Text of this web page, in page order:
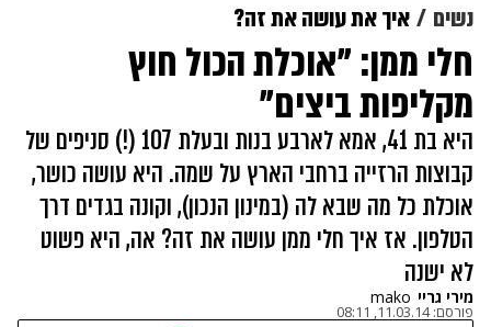
נשים איך את עושה את זה?
חלי ממן: "אוכלת הכול חוץ
מקליפות ביצים"
היא בת 41, אמא לארבע בנות ובעלת 107 (!) סניפים של
קבוצות הרזייה ברחבי הארץ על שמה. היא עושה כושר,
אוכלת כל מה שבא לה (במינון הנכון), וקונה בגדים דרך
הטלפון. אז איך חלי ממן עושה את זה? אה, היא פשוט
לא ישנה
מירי גריי mako
פורסם:11.03.14, 08:11